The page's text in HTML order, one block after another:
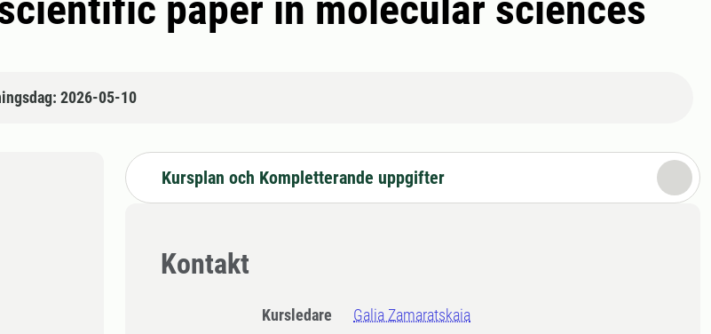
2026-05-10
Kursplan och Kompletterande uppgifter
Kontakt
Kursledare Galia Zamaratskaia